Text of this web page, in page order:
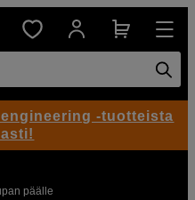
päälle
-tuotteista